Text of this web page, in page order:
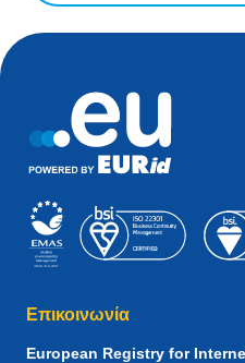
Επικοινωνία
European Registry for